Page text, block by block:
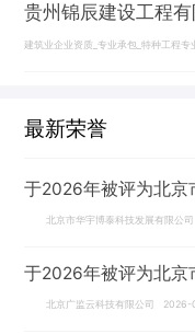
贵州锦辰建设工程有
建筑业企业资质_专业承包_特种工程
最新荣誉
于2026年被评为北京
北京市华宇博泰科技发展有限
于2026年被评为北京
北京广监云科技有限公司